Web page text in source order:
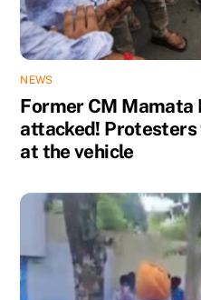
NEWS
Former CM Mamata
attacked! Protesters
at the vehicle